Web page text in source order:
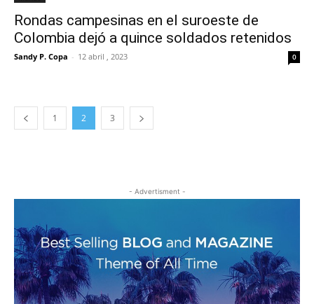
Rondas campesinas en el suroeste de
Colombia dejó a quince soldados retenidos
Sandy P. Copa - 12 abril , 2023 0
1 2 3
- Advertisment -